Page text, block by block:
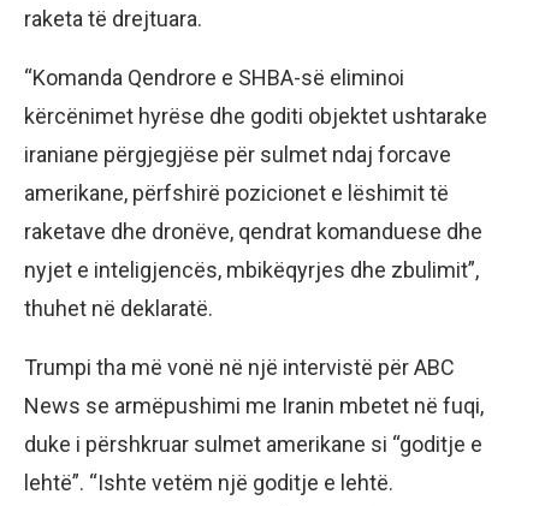
raketa të drejtuara.
“Komanda Qendrore e SHBA-së eliminoi
kërcënimet hyrëse dhe goditi objektet ushtarake
iraniane përgjegjëse për sulmet ndaj forcave
amerikane, përfshirë pozicionet e lëshimit të
raketave dhe dronëve, qendrat komanduese dhe
nyjet e inteligjencës, mbikëqyrjes dhe zbulimit”,
thuhet në deklaratë.
Trumpi tha më vonë në një intervistë për ABC
News se armëpushimi me Iranin mbetet në fuqi,
duke i përshkruar sulmet amerikane si “goditje e
lehtë”. “Ishte vetëm një goditje e lehtë.